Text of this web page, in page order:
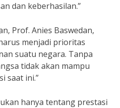
dan keberhasilan.”
Prof. Anies Baswedan,
menjadi prioritas
suatu negara. Tanpa
tidak akan mampu
saat ini.”
hanya tentang prestasi